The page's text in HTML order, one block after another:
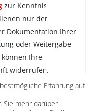
zur Kenntnis
nur der
Dokumentation Ihrer
oder Weitergabe
Ihre
widerrufen.
Erfahrung auf
Sie mehr darüber